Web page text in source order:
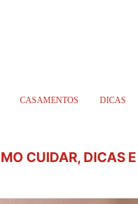
CASAMENTOS DICAS
CUIDAR, DICAS